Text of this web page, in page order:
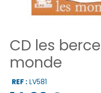
CD les
monde
REF : LV581